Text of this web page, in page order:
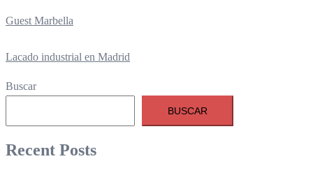
Guest Marbella
Lacado industrial en Madrid
Buscar
BUSCAR
Recent Posts